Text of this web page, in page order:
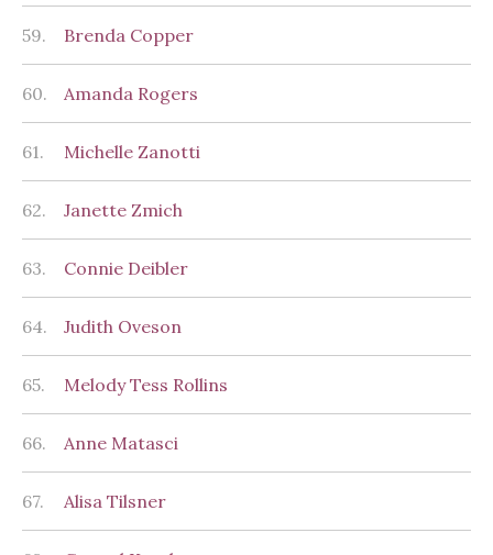
59. Brenda Copper
60. Amanda Rogers
61. Michelle Zanotti
62. Janette Zmich
63. Connie Deibler
64. Judith Oveson
65. Melody Tess Rollins
66. Anne Matasci
67. Alisa Tilsner